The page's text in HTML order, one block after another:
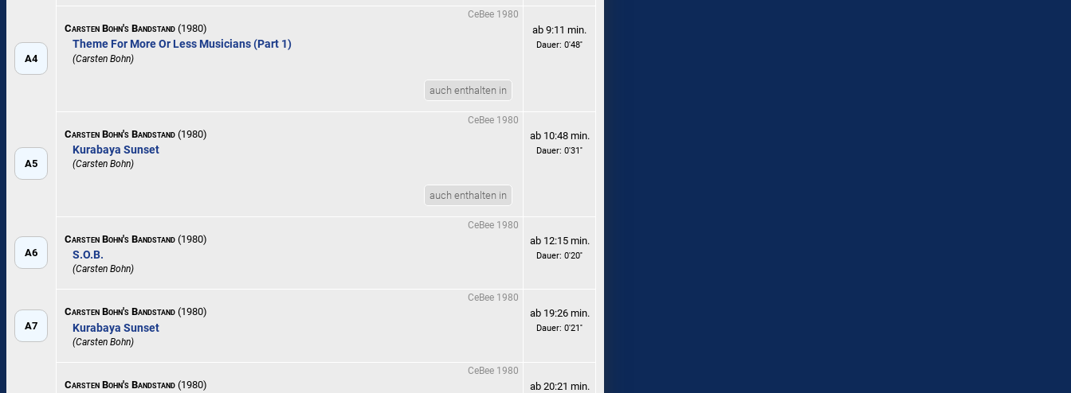
A4
CeBee 1980
Carsten Bohn's Bandstand (1980)
Theme For More Or Less Musicians (Part 1)
(Carsten Bohn)
auch enthalten in
ab 9:11 min.
Dauer: 0'48''
A5
CeBee 1980
Carsten Bohn's Bandstand (1980)
Kurabaya Sunset
(Carsten Bohn)
auch enthalten in
ab 10:48 min.
Dauer: 0'31''
A6
CeBee 1980
Carsten Bohn's Bandstand (1980)
S.O.B.
(Carsten Bohn)
ab 12:15 min.
Dauer: 0'20''
A7
CeBee 1980
Carsten Bohn's Bandstand (1980)
Kurabaya Sunset
(Carsten Bohn)
ab 19:26 min.
Dauer: 0'21''
CeBee 1980
Carsten Bohn's Bandstand (1980) ab 20:21 min.